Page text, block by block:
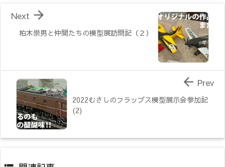
柏木崇男と仲間たちの模型展訪問記（２）

Next
2022むさしのフラップス模型展示会参加記
(2)
 Prev